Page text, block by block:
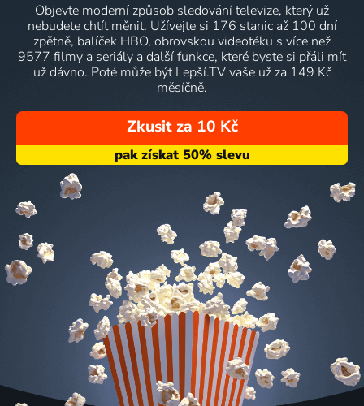
Objevte moderní způsob sledování televize, který už
nebudete chtít měnit. Užívejte si 176 stanic až 100 dní
zpětně, balíček HBO, obrovskou videotéku s více než
9577 filmy a seriály a další funkce, které byste si přáli mít
už dávno. Poté může být Lepší.TV vaše už za 149 Kč
měsíčně.
Zkusit za 10 Kč